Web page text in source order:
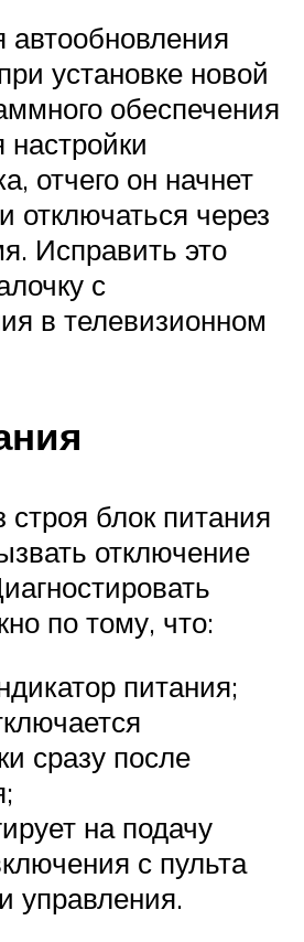
установке новой
обеспечения
настройки
отчего он начнет
отключаться через
Исправить это
с
в телевизионном
блок питания
отключение
по тому, что:
питания;
сразу после
на подачу
с пульта
управления.